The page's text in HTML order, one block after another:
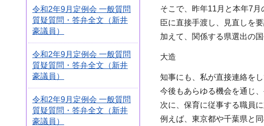
令和2年9月定例会 一般質問
質疑質問・答弁全文（新井
豪議員）
令和2年9月定例会 一般質問
質疑質問・答弁全文（新井
豪議員）
令和2年9月定例会 一般質問
質疑質問・答弁全文（新井
豪議員）
そこで、昨年11月と本年7
臣に直接手渡し、見直しを
加えて、関係する県選出の
大造
知事にも、私が直接連絡を
今後もあらゆる機会を通じ
次に、保育に従事する職員
例えば、東京都や千葉県と